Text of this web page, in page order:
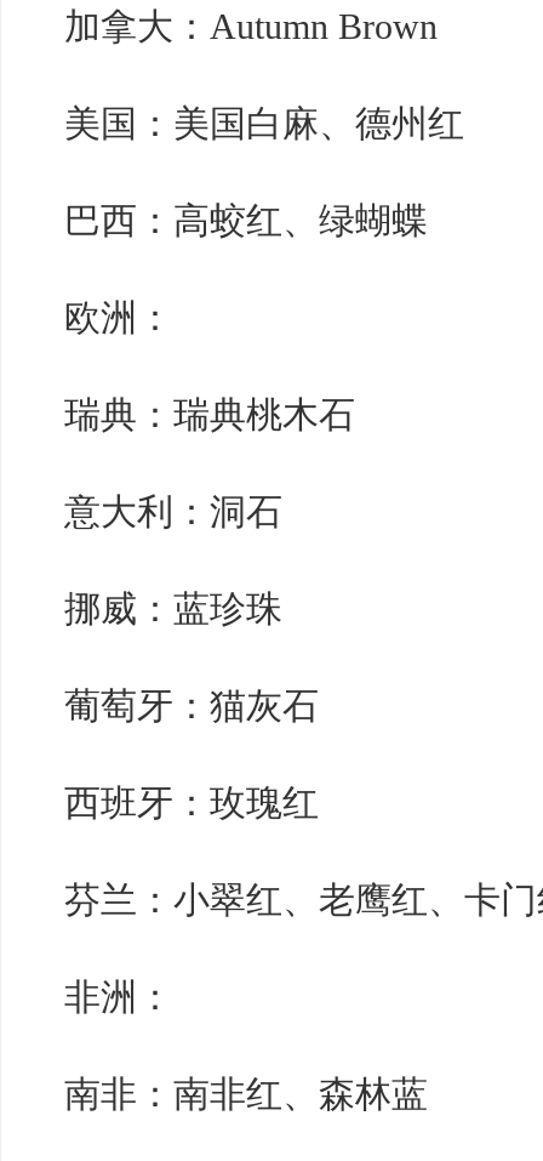
加拿大：Autumn Brown
美国：美国白麻、德州红
巴西：高蛟红、绿蝴蝶
欧洲：
瑞典：瑞典桃木石
意大利：洞石
挪威：蓝珍珠
葡萄牙：猫灰石
西班牙：玫瑰红
芬兰：小翠红、老鹰红、卡
非洲：
南非：南非红、森林蓝